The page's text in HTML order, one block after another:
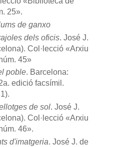
25».
de ganxo
dels oficis. José J.
Col·lecció «Arxiu
45»
poble. Barcelona:
edició facsímil.
de sol. José J.
Col·lecció «Arxiu
46».
d'imatgeria. José J. de